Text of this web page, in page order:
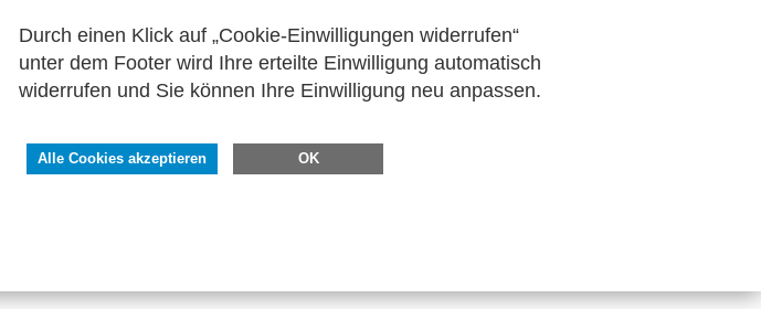
Durch einen Klick auf „Cookie-Einwilligungen widerrufen“
unter dem Footer wird Ihre erteilte Einwilligung automatisch
widerrufen und Sie können Ihre Einwilligung neu anpassen.
Alle Cookies akzeptieren OK